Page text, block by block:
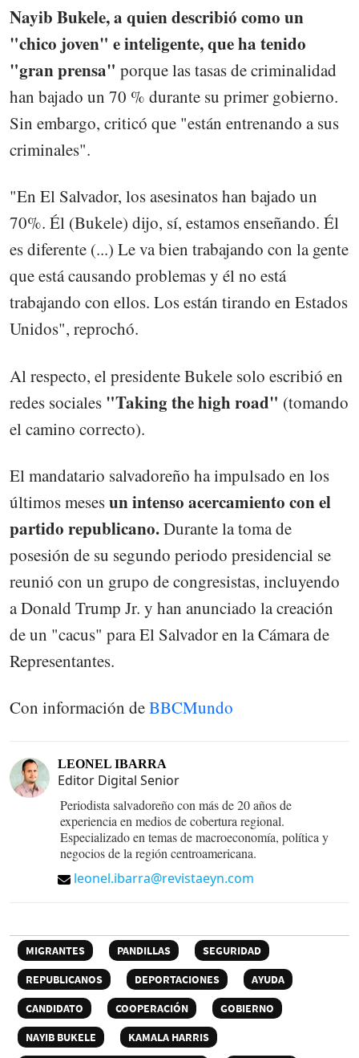
Nayib Bukele, a quien describió como un
"chico joven" e inteligente, que ha tenido
"gran prensa" porque las tasas de criminalidad
han bajado un 70 % durante su primer gobierno.
Sin embargo, criticó que "están entrenando a sus
criminales".
"En El Salvador, los asesinatos han bajado un
70%. Él (Bukele) dijo, sí, estamos enseñando. Él
es diferente (...) Le va bien trabajando con la gente
que está causando problemas y él no está
trabajando con ellos. Los están tirando en Estados
Unidos", reprochó.
Al respecto, el presidente Bukele solo escribió en
redes sociales "Taking the high road" (tomando
el camino correcto).
El mandatario salvadoreño ha impulsado en los
últimos mesesun intenso acercamiento con el
partido republicano.Durante la toma de
posesión de su segundo periodo presidencial se
reunió con un grupo de congresistas, incluyendo
a Donald Trump Jr. y han anunciado la creación
de un "cacus" para El Salvador en la Cámara de
Representantes.
Con información deBBCMundo
LEONEL IBARRA
Editor Digital Senior
Periodista salvadoreño con más de 20 años de
experiencia en medios de cobertura regional.
Especializado en temas de macroeconomía, política y
negocios de la región centroamericana.
leonel.ibarra@revistaeyn.com
MIGRANTES PANDILLAS
SEGURIDAD
REPUBLICANOS
DEPORTACIONES
AYUDA
CANDIDATO
COOPERACIÓN
GOBIERNO
NAYIB BUKELE
KAMALA HARRIS